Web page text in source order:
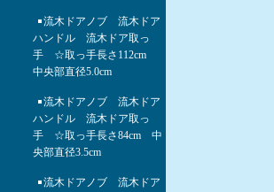
流木ドアノブ 流木ドア
ハンドル 流木ドア取っ
手 ☆取っ手長さ112cm
中央部直径5.0cm
流木ドアノブ 流木ドア
ハンドル 流木ドア取っ
手 ☆取っ手長さ84cm 中
央部直径3.5cm
流木ドアノブ 流木ドア